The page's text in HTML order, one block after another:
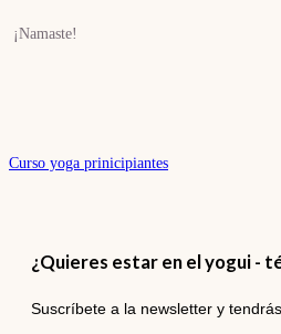
¡Namaste!
Curso yoga prinicipiantes
¿Quieres estar en el yogui -
Suscríbete a la newsletter y